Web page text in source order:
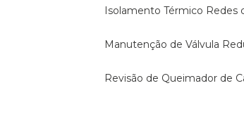
Isolamento Térmico Redes
Manutenção de Válvula
Revisão de Queimador de